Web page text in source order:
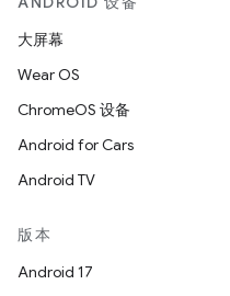
大屏幕
Wear OS
ChromeOS 设备
Android for Cars
Android TV
版本
Android 17